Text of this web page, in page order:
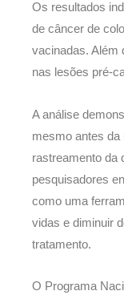
Os resultados
de câncer de
vacinadas. Além
nas lesões pré-
A análise
mesmo antes da
rastreamento da
pesquisadores
como uma
vidas e diminuir
tratamento.
O Programa